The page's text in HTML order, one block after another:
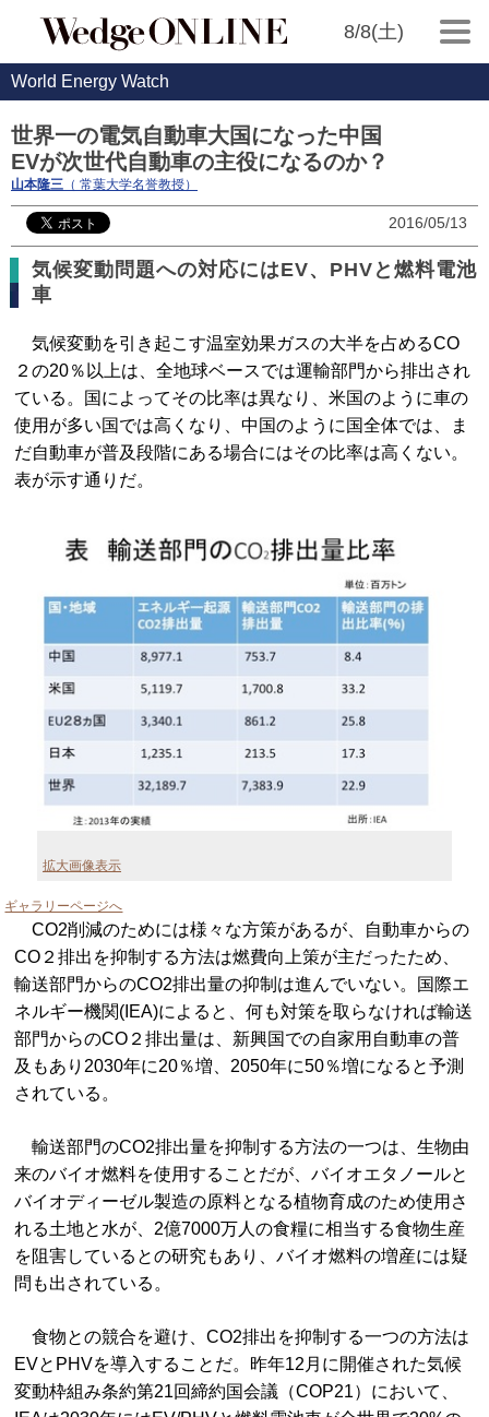
8/8(土)
World Energy Watch
世界一の電気自動車大国になった中国
EVが次世代自動車の主役になるのか？
山本隆三 （ 常葉大学名誉教授）
2016/05/13
気候変動問題への対応にはEV、PHVと燃料電池
車
気候変動を引き起こす温室効果ガスの大半を占めるCO
２の20％以上は、全地球ベースでは運輸部門から排出され
ている。国によってその比率は異なり、米国のように車の
使用が多い国では高くなり、中国のように国全体では、ま
だ自動車が普及段階にある場合にはその比率は高くない。
表が示す通りだ。
拡大画像表示
ギャラリーページへ
CO2削減のためには様々な方策があるが、自動車からの
CO２排出を抑制する方法は燃費向上策が主だったため、
輸送部門からのCO2排出量の抑制は進んでいない。国際エ
ネルギー機関(IEA)によると、何も対策を取らなければ輸送
部門からのCO２排出量は、新興国での自家用自動車の普
及もあり2030年に20％増、2050年に50％増になると予測
されている。
輸送部門のCO2排出量を抑制する方法の一つは、生物由
来のバイオ燃料を使用することだが、バイオエタノールと
バイオディーゼル製造の原料となる植物育成のため使用さ
れる土地と水が、2億7000万人の食糧に相当する食物生産
を阻害しているとの研究もあり、バイオ燃料の増産には疑
問も出されている。
食物との競合を避け、CO2排出を抑制する一つの方法は
EVとPHVを導入することだ。昨年12月に開催された気候
変動枠組み条約第21回締約国会議（COP21）において、